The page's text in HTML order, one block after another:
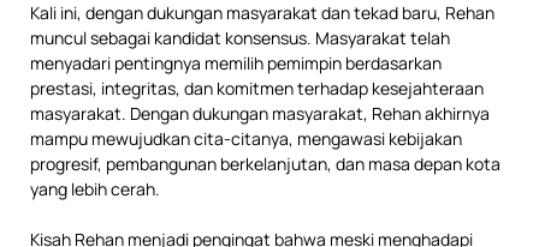
Kali ini, dengan dukungan masyarakat dan tekad baru, Rehan
muncul sebagai kandidat konsensus. Masyarakat telah
menyadari pentingnya memilih pemimpin berdasarkan
prestasi, integritas, dan komitmen terhadap kesejahteraan
masyarakat. Dengan dukungan masyarakat, Rehan akhirnya
mampu mewujudkan cita-citanya, mengawasi kebijakan
progresif, pembangunan berkelanjutan, dan masa depan kota
yang lebih cerah.
Kisah Rehan menjadi pengingat bahwa meski menghadapi